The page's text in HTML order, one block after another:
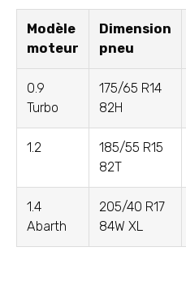
Modèle
moteur
Dimension
pneu
0.9
Turbo
175/65 R14
82H
1.2
185/55 R15
82T
1.4
Abarth
205/40 R17
84W XL